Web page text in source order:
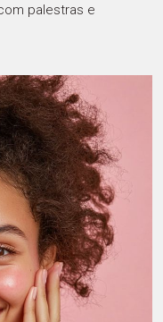
palestras e